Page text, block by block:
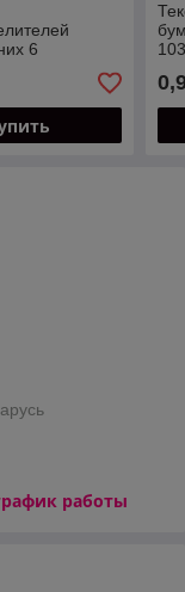
6
«TWIN
1-5 мм,
работы